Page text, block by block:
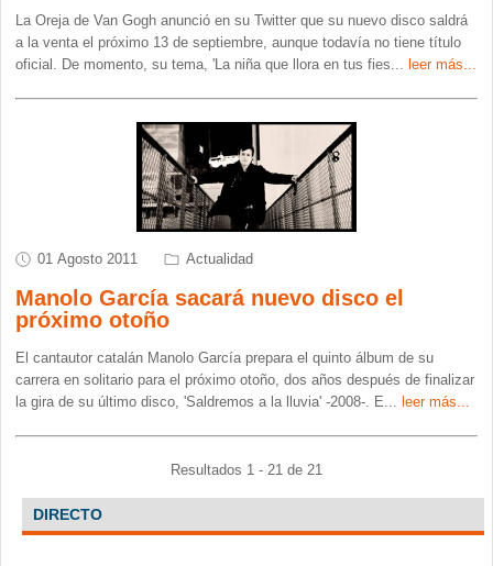
La Oreja de Van Gogh anunció en su Twitter que su nuevo disco saldrá
a la venta el próximo 13 de septiembre, aunque todavía no tiene título
oficial. De momento, su tema, 'La niña que llora en tus fies
leer más...
01 Agosto 2011 Actualidad
Manolo García sacará nuevo disco el
próximo otoño
El cantautor catalán Manolo García prepara el quinto álbum de su
carrera en solitario para el próximo otoño, dos años después de finalizar
la gira de su último disco, 'Saldremos a la lluvia' -2008-. E
leer más...
Resultados 1 - 21 de 21
DIRECTO